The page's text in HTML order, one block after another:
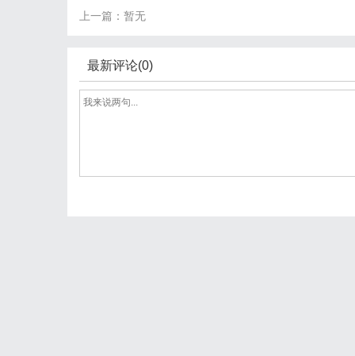
上一篇：暂无
最新评论(0)